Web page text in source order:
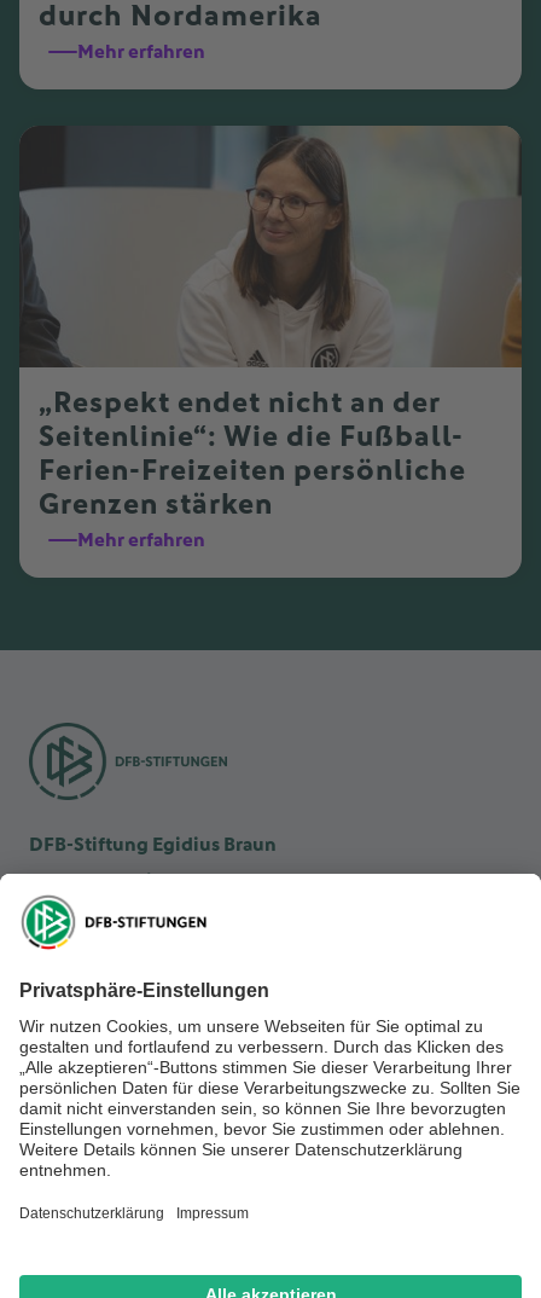
durch Nordamerika
Mehr erfahren
„Respekt endet nicht an der
Seitenlinie“: Wie die Fußball-
Ferien-Freizeiten persönliche
Grenzen stärken
Mehr erfahren
DFB-Stiftung Egidius Braun
DFB-Stiftung Sepp Herberger
NEWSLETTER ABONNIEREN
Anmelden